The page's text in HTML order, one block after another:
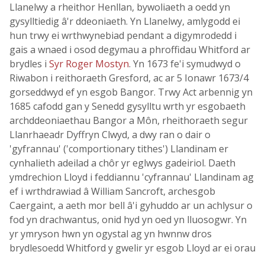
Llanelwy a rheithor Henllan, bywoliaeth a oedd yn
gysylltiedig â'r ddeoniaeth. Yn Llanelwy, amlygodd ei
hun trwy ei wrthwynebiad pendant a digymrodedd i
gais a wnaed i osod degymau a phroffidau Whitford ar
brydles i Syr Roger Mostyn. Yn 1673 fe'i symudwyd o
Riwabon i reithoraeth Gresford, ac ar 5 Ionawr 1673/4
gorseddwyd ef yn esgob Bangor. Trwy Act arbennig yn
1685 cafodd gan y Senedd gysylltu wrth yr esgobaeth
archddeoniaethau Bangor a Môn, rheithoraeth segur
Llanrhaeadr Dyffryn Clwyd, a dwy ran o dair o
'gyfrannau' ('comportionary tithes') Llandinam er
cynhalieth adeilad a chôr yr eglwys gadeiriol. Daeth
ymdrechion Lloyd i feddiannu 'cyfrannau' Llandinam ag
ef i wrthdrawiad â William Sancroft, archesgob
Caergaint, a aeth mor bell â'i gyhuddo ar un achlysur o
fod yn drachwantus, onid hyd yn oed yn lluosogwr. Yn
yr ymryson hwn yn ogystal ag yn hwnnw dros
brydlesoedd Whitford y gwelir yr esgob Lloyd ar ei orau